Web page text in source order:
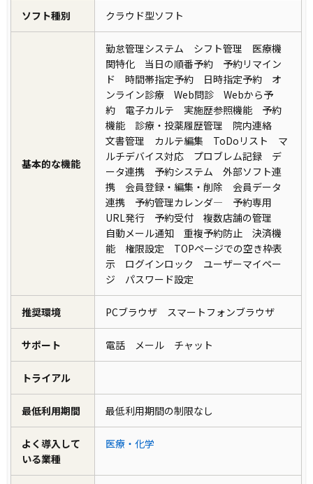
ソフト種別 クラウド型ソフト
基本的な機能
勤怠管理システム シフト管理 医療機
関特化 当日の順番予約 予約リマイン
ド 時間帯指定予約 日時指定予約 オ
ンライン診療 Web問診 Webから予
約 電子カルテ 実施歴参照機能 予約
機能 診療・投薬履歴管理 院内連絡
文書管理 カルテ編集 ToDoリスト マ
ルチデバイス対応 プロブレム記録 デ
ータ連携 予約システム 外部ソフト連
携 会員登録・編集・削除 会員データ
連携 予約管理カレンダ― 予約専用
URL発行 予約受付 複数店舗の管理
自動メール通知 重複予約防止 決済機
能 権限設定 TOPページでの空き枠表
示 ログインロック ユーザーマイペー
ジ パスワード設定
推奨環境 PCブラウザ スマートフォンブラウザ
サポート 電話 メール チャット
トライアル
最低利用期間 最低利用期間の制限なし
よく導入して
いる業種
医療・化学